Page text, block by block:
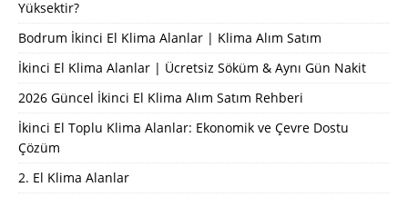
Yüksektir?
Bodrum İkinci El Klima Alanlar | Klima Alım Satım
İkinci El Klima Alanlar | Ücretsiz Söküm & Aynı Gün Nakit
2026 Güncel İkinci El Klima Alım Satım Rehberi
İkinci El Toplu Klima Alanlar: Ekonomik ve Çevre Dostu
Çözüm
2. El Klima Alanlar